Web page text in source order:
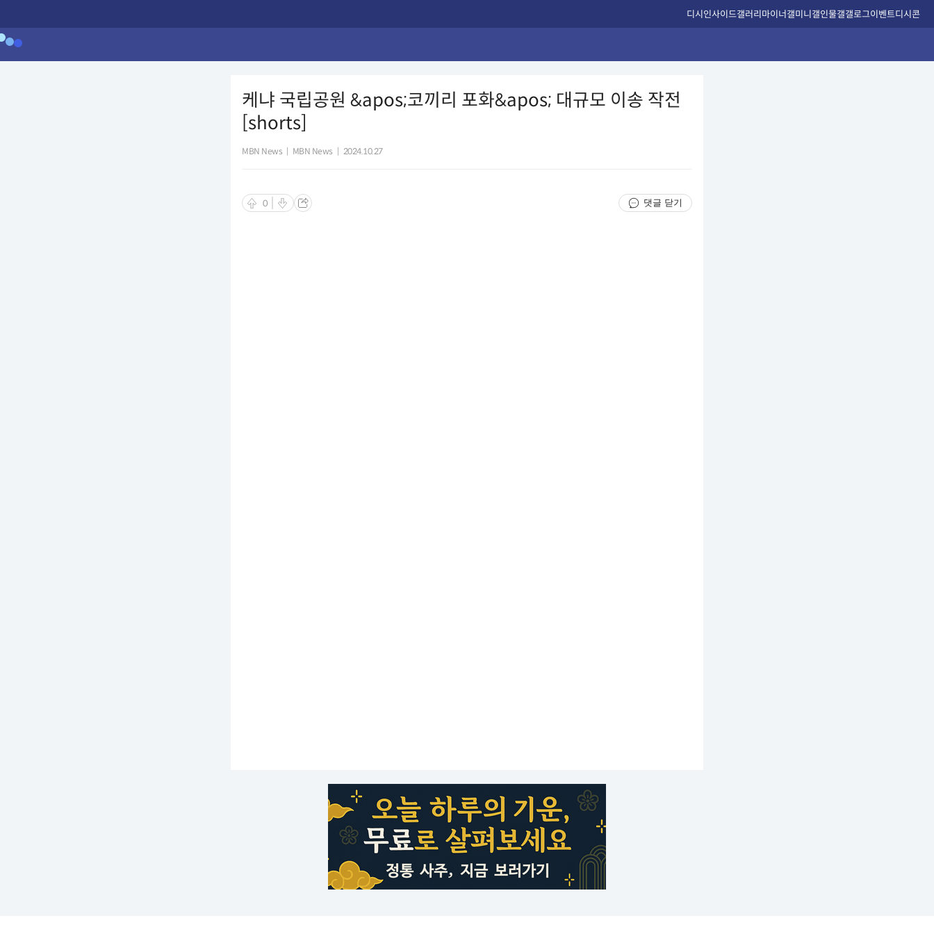
디시인사이드갤러리마이너갤미니갤인물갤갤로그이벤트디시콘
케냐 국립공원 &apos;코끼리 포화&apos; 대규모 이송 작전
[shorts]
MBN News MBN News 2024.10.27
0 댓글 닫기